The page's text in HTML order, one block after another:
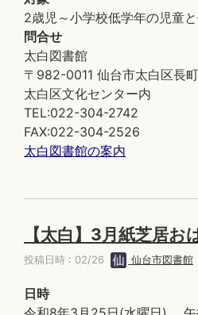
2歳児～小学校低学年の児童
問合せ
太白図書館
〒982-0011 仙台市太白区長
太白区文化センター内
TEL:022-304-2742
FAX:022-304-2526
太白図書館の案内
【太白】3月紙芝居お
投稿日時 : 02/26 仙台市図書館
日時